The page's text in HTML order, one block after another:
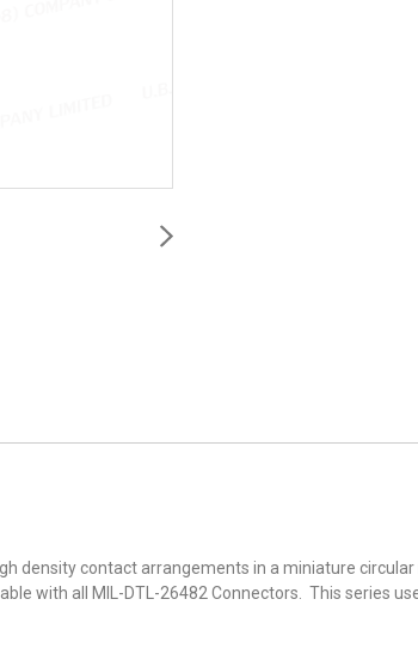
density contact arrangements in a miniature
with all MIL-DTL-26482 Connectors. This series